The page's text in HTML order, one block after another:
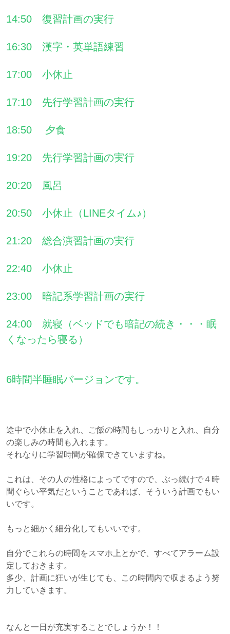
14:50 復習計画の実行
16:30 漢字・英単語練習
17:00 小休止
17:10 先行学習計画の実行
18:50 夕食
19:20 先行学習計画の実行
20:20 風呂
20:50 小休止（LINEタイム♪）
21:20 総合演習計画の実行
22:40 小休止
23:00 暗記系学習計画の実行
24:00 就寝（ベッドでも暗記の続き・・・眠
くなったら寝る）
6時間半睡眠バージョンです。
途中で小休止を入れ、ご飯の時間もしっかりと入れ、自分
の楽しみの時間も入れます。
それなりに学習時間が確保できていますね。
これは、その人の性格によってですので、ぶっ続けで４時
間ぐらい平気だということであれば、そういう計画でもい
いです。
もっと細かく細分化してもいいです。
自分でこれらの時間をスマホ上とかで、すべてアラーム設
定しておきます。
多少、計画に狂いが生じても、この時間内で収まるよう努
力していきます。
なんと一日が充実することでしょうか！！